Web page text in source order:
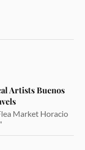
Artists Buenos
Market Horacio